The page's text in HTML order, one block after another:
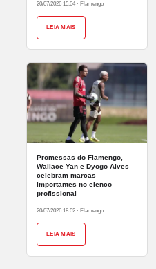
20/07/2026 15:04 · Flamengo
LEIA MAIS
Promessas do Flamengo,
Wallace Yan e Dyogo Alves
celebram marcas
importantes no elenco
profissional
20/07/2026 18:02 · Flamengo
LEIA MAIS